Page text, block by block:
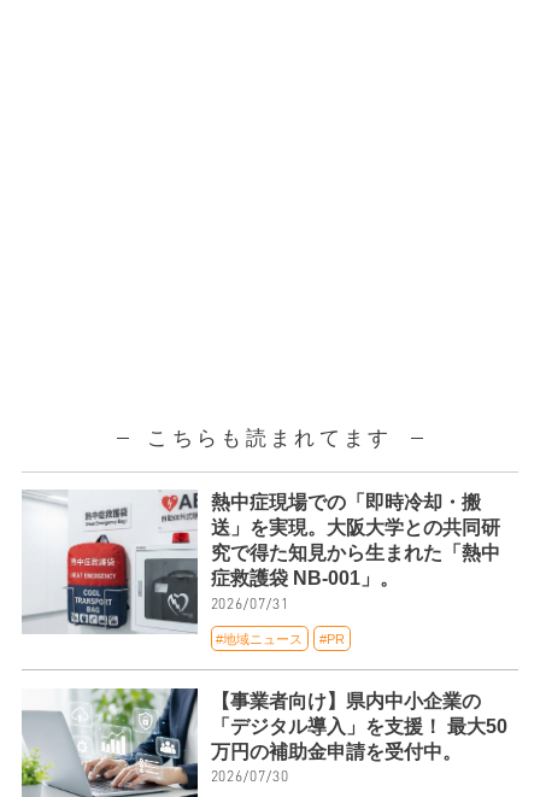
こちらも読まれてます
熱中症現場での「即時冷却・搬
送」を実現。大阪大学との共同研
究で得た知見から生まれた「熱中
症救護袋 NB-001」。
2026/07/31
#地域ニュース #PR
【事業者向け】県内中小企業の
「デジタル導入」を支援！ 最大50
万円の補助金申請を受付中。
2026/07/30